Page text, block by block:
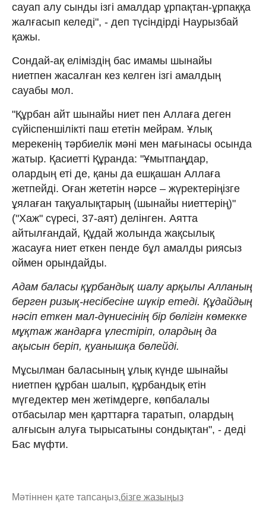
сауап алу сынды ізгі амалдар ұрпақтан-ұрпаққа
жалғасып келеді", - деп түсіндірді Наурызбай
қажы.
Сондай-ақ еліміздің бас имамы шынайы
ниетпен жасалған кез келген ізгі амалдың
сауабы мол.
"Құрбан айт шынайы ниет пен Аллаға деген
сүйіспеншілікті паш ететін мейрам. Ұлық
мерекенің тәрбиелік мәні мен мағынасы осында
жатыр. Қасиетті Құранда: "Ұмытпаңдар,
олардың еті де, қаны да ешқашан Аллаға
жетпейді. Оған жететін нәрсе – жүректеріңізге
ұялаған тақуалықтарың (шынайы ниеттерің)"
("Хаж" сүресі, 37-аят) делінген. Аятта
айтылғандай, Құдай жолында жақсылық
жасауға ниет еткен пенде бұл амалды риясыз
оймен орындайды.
Адам баласы құрбандық шалу арқылы Алланың
берген ризық-несібесіне шүкір етеді. Құдайдың
нәсіп еткен мал-дүниесінің бір бөлігін көмекке
мұқтаж жандарға үлестіріп, олардың да
ақысын беріп, қуанышқа бөлейді.
Мұсылман баласының ұлық күнде шынайы
ниетпен құрбан шалып, құрбандық етін
мүгедектер мен жетімдерге, көпбалалы
отбасылар мен қарттарға таратып, олардың
алғысын алуға тырысатыны сондықтан", - деді
Бас мүфти.
Мәтіннен қате тапсаңыз,бізге жазыңыз